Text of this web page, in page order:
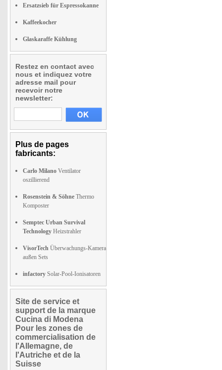
Ersatzsieb für Espressokanne
Kaffeekocher
Glaskaraffe Kühlung
Restez en contact avec
nous et indiquez votre
adresse mail pour
recevoir notre
newsletter:
Plus de pages
fabricants:
Carlo Milano Ventilator
oszillierend
Rosenstein & Söhne Thermo
Komposter
Semptec Urban Survival
Technology Heizstrahler
VisorTech Überwachungs-Kamera
außen Sets
infactory Solar-Pool-Ionisatoren
Site de service et
support de la marque
Cucina di Modena
Pour les zones de
commercialisation de
l'Allemagne, de
l'Autriche et de la
Suisse